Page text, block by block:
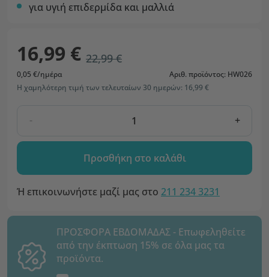
για υγιή επιδερμίδα και μαλλιά
16,99 € 22,99 €
0,05 €/ημέρα
Αριθ. προϊόντος: HW026
Η χαμηλότερη τιμή των τελευταίων 30 ημερών: 16,99 €
- +
Προσθήκη στο καλάθι
Ή επικοινωνήστε μαζί μας στο 211 234 3231
ΠΡΟΣΦΟΡΑ ΕΒΔΟΜΑΔΑΣ - Επωφεληθείτε
από την έκπτωση 15% σε όλα μας τα
προϊόντα.